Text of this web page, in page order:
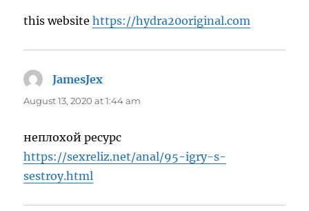
this websitehttps://hydra20original.com
JamesJex
August 13, 2020 at 1:44 am
неплохой ресурс
https://sexreliz.net/anal/95-igry-s-
sestroy.html